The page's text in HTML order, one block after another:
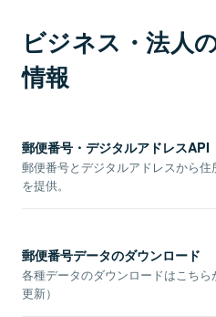
ビジネス・法人
情報
郵便番号・デジタルアドレスAPI
郵便番号とデジタルアドレスから
を提供。
郵便番号データのダウンロード
各種データのダウンロードはこちら
更新）